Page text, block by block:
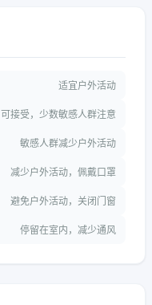
适宜户外活动
可接受，少数敏感人群注意
敏感人群减少户外活动
减少户外活动，佩戴口罩
避免户外活动，关闭门窗
停留在室内，减少通风